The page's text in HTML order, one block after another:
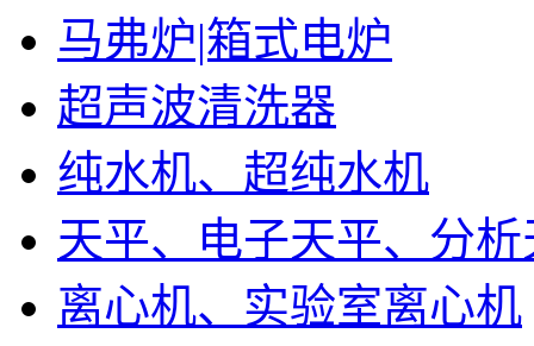
马弗炉|箱式电炉
超声波清洗器
纯水机、超纯水机
天平、电子天平、分析
离心机、实验室离心机